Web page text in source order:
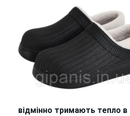
відмінно тримають тепло в